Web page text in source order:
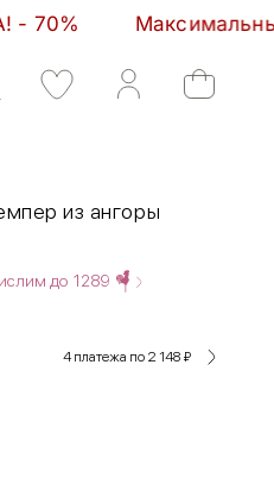
скидки
из ангоры
до 1289
4 платежа по 2 148 ₽